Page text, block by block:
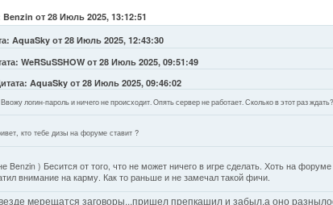
Benzin от 28 Июль 2025, 13:12:51
AquaSky от 28 Июль 2025, 12:43:30
WeRSuSSHOW от 28 Июль 2025, 09:51:49
AquaSky от 28 Июль 2025, 09:46:02
Ввожу логин-пароль и ничего не происходит. Опять сервер не работает. Сколько в этот раз ждать?
кто тебе дизы на форуме ставит ?
Benzin ) Бесится от того, что не может ничего в игре сделать. Хоть на
внимание на карму. Как то раньше и не замечал такой фичи.
мерещатся заговоры...пришел препкашил и забыл,а оно